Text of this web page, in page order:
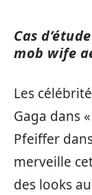
Cas
mob wife
Les
Gaga dans
Pfeiffer
merveille
des looks